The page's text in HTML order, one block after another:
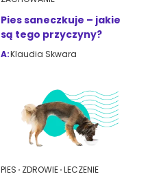
Pies saneczkuje – jakie
są tego przyczyny?
A:Klaudia Skwara
PIES ZDROWIE LECZENIE